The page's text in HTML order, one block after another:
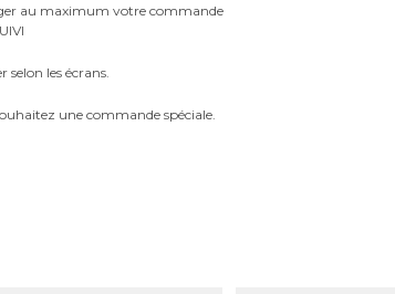
au maximum votre commande
les écrans.
une commande spéciale.